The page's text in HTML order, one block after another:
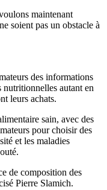
maintenant
soient pas un obstacle à
des informations
nutritionnelles autant en
leurs achats.
sain, avec des
pour choisir des
et les maladies
de composition des
Pierre Slamich.